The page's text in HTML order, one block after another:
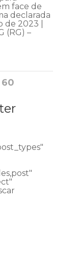
face de
declarada
2023 |
(RG) –
60